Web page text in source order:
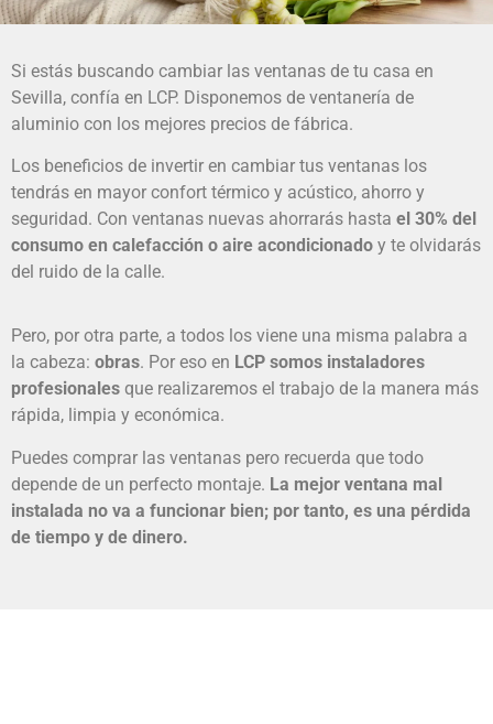
Si estás buscando cambiar las ventanas de tu casa en
Sevilla, confía en LCP. Disponemos de ventanería de
aluminio con los mejores precios de fábrica.
Los beneficios de invertir en cambiar tus ventanas los
tendrás en mayor confort térmico y acústico, ahorro y
seguridad. Con ventanas nuevas ahorrarás hasta el 30% del
consumo en calefacción o aire acondicionado y te olvidarás
del ruido de la calle.
Pero, por otra parte, a todos los viene una misma palabra a
la cabeza: obras. Por eso en LCP somos instaladores
profesionales que realizaremos el trabajo de la manera más
rápida, limpia y económica.
Puedes comprar las ventanas pero recuerda que todo
depende de un perfecto montaje. La mejor ventana mal
instalada no va a funcionar bien; por tanto, es una pérdida
de tiempo y de dinero.